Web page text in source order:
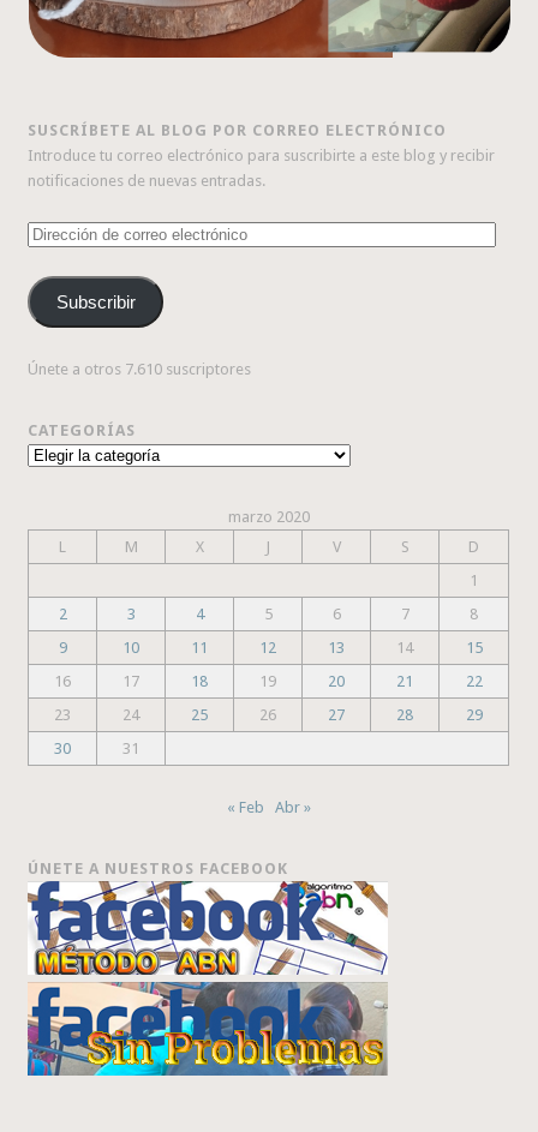
SUSCRÍBETE AL BLOG POR CORREO ELECTRÓNICO
Introduce tu correo electrónico para suscribirte a este blog y recibir
notificaciones de nuevas entradas.
Dirección
correo
electrónico
Subscribir
Únete a otros 7.610 suscriptores
CATEGORÍAS
Categorías
marzo 2020
L
M X J V S
D
1
2
3 4 5 6 7
8
9
10 11 12 13 14
15
16
17 18 19 20 21
22
23
24 25 26 27 28
29
30
31
« Feb Abr »
ÚNETE A NUESTROS FACEBOOK